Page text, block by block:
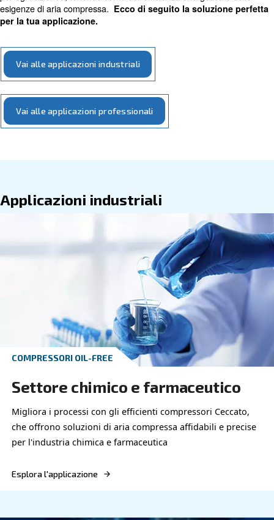
Cerca la tua applicazione nel
elenco!
L'aria compressa può essere utilizzata in migliaia di tipi
seguito sono riportati i principali settori in cui l'aria
Vai alle applicazioni industriali
Vai alle applicazioni professionali
Applicazioni industriali